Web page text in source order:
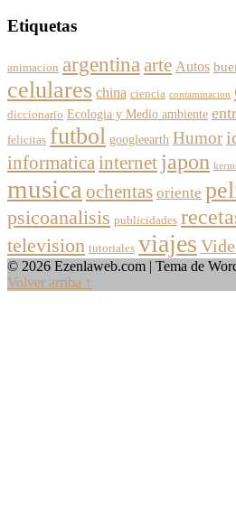
Etiquetas
animacion argentina arte Autos
celulares china ciencia contaminacion
diccionario Ecologia y Medio ambiente
felicitas futbol googleearth Humor
informatica internet japon
musica ochentas oriente
psicoanalisis publicidades
television tutoriales viajes
© 2026 Ezenlaweb.com | Tema de
Volver arriba ↑